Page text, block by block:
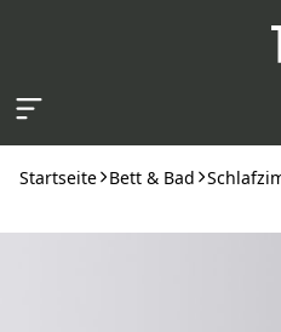
Startseite Bett & Bad